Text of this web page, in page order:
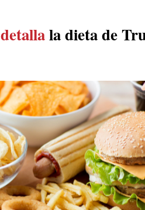
detallala dieta de